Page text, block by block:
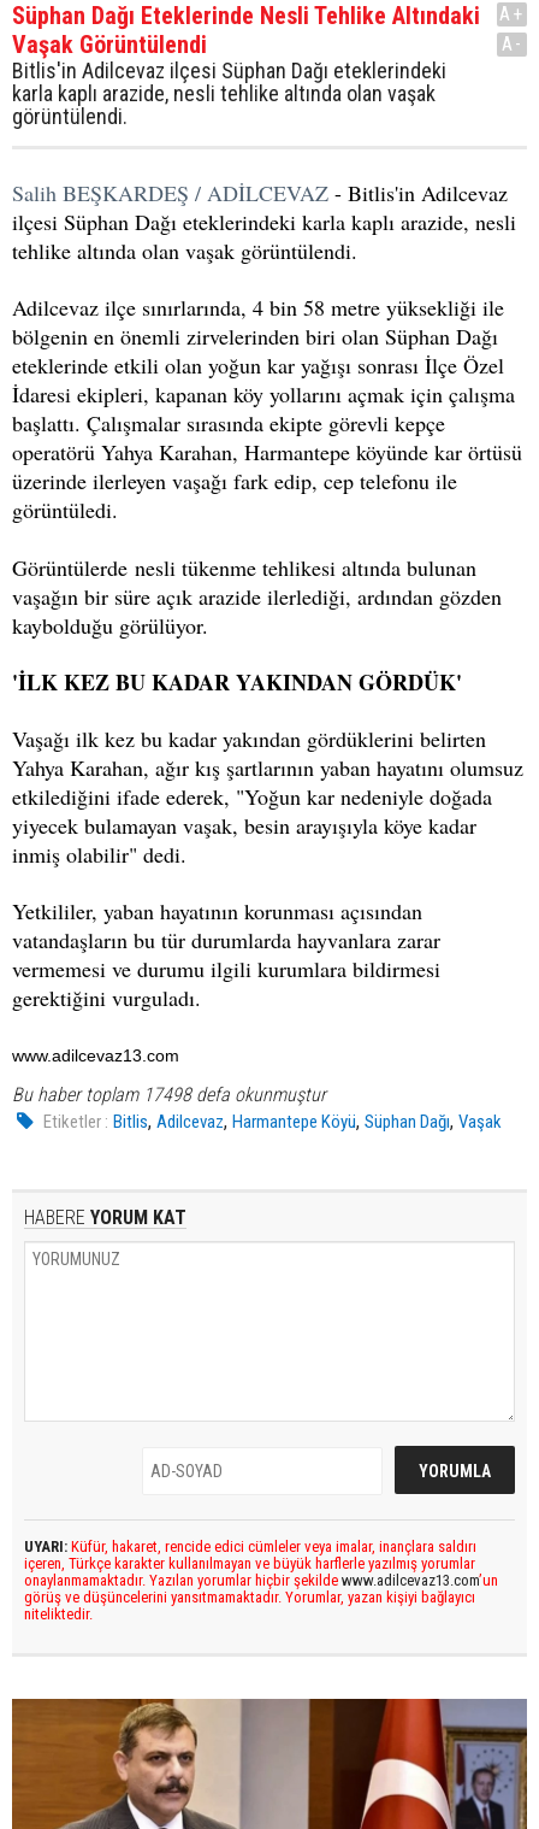
Süphan Dağı Eteklerinde Nesli Tehlike Altındaki
Vaşak Görüntülendi
Bitlis'in Adilcevaz ilçesi Süphan Dağı eteklerindeki
karla kaplı arazide, nesli tehlike altında olan vaşak
görüntülendi.
A+
A-
Salih BEŞKARDEŞ / ADİLCEVAZ - Bitlis'in Adilcevaz
ilçesi Süphan Dağı eteklerindeki karla kaplı arazide, nesli
tehlike altında olan vaşak görüntülendi.
Adilcevaz ilçe sınırlarında, 4 bin 58 metre yüksekliği ile
bölgenin en önemli zirvelerinden biri olan Süphan Dağı
eteklerinde etkili olan yoğun kar yağışı sonrası İlçe Özel
İdaresi ekipleri, kapanan köy yollarını açmak için çalışma
başlattı. Çalışmalar sırasında ekipte görevli kepçe
operatörü Yahya Karahan, Harmantepe köyünde kar örtüsü
üzerinde ilerleyen vaşağı fark edip, cep telefonu ile
görüntüledi.
Görüntülerde nesli tükenme tehlikesi altında bulunan
vaşağın bir süre açık arazide ilerlediği, ardından gözden
kaybolduğu görülüyor.
'İLK KEZ BU KADAR YAKINDAN GÖRDÜK'
Vaşağı ilk kez bu kadar yakından gördüklerini belirten
Yahya Karahan, ağır kış şartlarının yaban hayatını olumsuz
etkilediğini ifade ederek, "Yoğun kar nedeniyle doğada
yiyecek bulamayan vaşak, besin arayışıyla köye kadar
inmiş olabilir" dedi.
Yetkililer, yaban hayatının korunması açısından
vatandaşların bu tür durumlarda hayvanlara zarar
vermemesi ve durumu ilgili kurumlara bildirmesi
gerektiğini vurguladı.
www.adilcevaz13.com
Bu haber toplam 17498 defa okunmuştur
Etiketler : Bitlis,Adilcevaz,Harmantepe Köyü,Süphan Dağı,Vaşak
HABERE YORUM KAT
UYARI: Küfür, hakaret, rencide edici cümleler veya imalar, inançlara saldırı
içeren, Türkçe karakter kullanılmayan ve büyük harflerle yazılmış yorumlar
onaylanmamaktadır. Yazılan yorumlar hiçbir şekilde www.adilcevaz13.com’un
görüş ve düşüncelerini yansıtmamaktadır. Yorumlar, yazan kişiyi bağlayıcı
niteliktedir.